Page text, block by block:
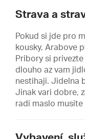
Strava a
Pokud si jde pro
kousky, Arabove
Pribory si
dlouho az vam
nestihaji. Jidelna
Jinak vari dobre,
radi maslo